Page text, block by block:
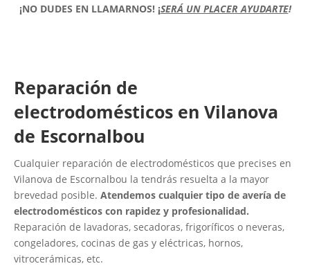
¡NO DUDES EN LLAMARNOS! ¡SERÁ UN PLACER AYUDARTE!
Reparación de
electrodomésticos en Vilanova
de Escornalbou
Cualquier reparación de electrodomésticos que precises en
Vilanova de Escornalbou la tendrás resuelta a la mayor
brevedad posible. Atendemos cualquier tipo de avería de
electrodomésticos con rapidez y profesionalidad.
Reparación de lavadoras, secadoras, frigoríficos o neveras,
congeladores, cocinas de gas y eléctricas, hornos,
vitrocerámicas, etc.